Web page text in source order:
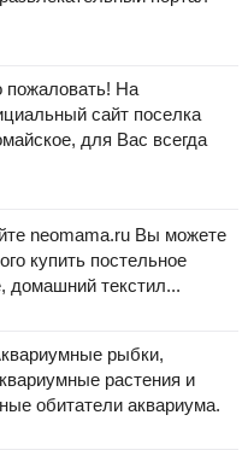
пожаловать! На
сайт поселка
для Вас всегда
neomama.ru Вы можете
купить постельное
домашний текстил...
рыбки,
растения и
обитатели аквариума.